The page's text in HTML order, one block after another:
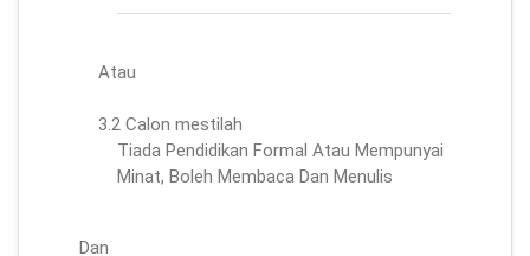
Atau
3.2 Calon mestilah
Tiada Pendidikan Formal Atau Mempunyai
Minat, Boleh Membaca Dan Menulis
Dan